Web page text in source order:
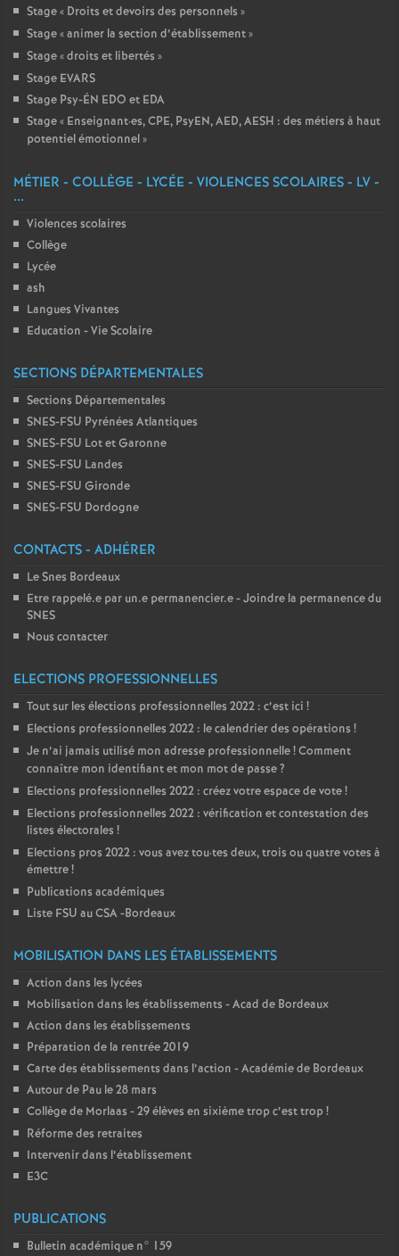
Stage « Droits et devoirs des personnels »
Stage «animer la section d’établissement»
Stage «droits et libertés »
Stage EVARS
Stage Psy-ÉN EDO et EDA
Stage « Enseignant·es, CPE, PsyEN, AED, AESH : des métiers à haut
potentiel émotionnel»
MÉTIER - COLLÈGE - LYCÉE - VIOLENCES SCOLAIRES - LV -
...
Violences scolaires
Collège
Lycée
ash
Langues Vivantes
Education - Vie Scolaire
SECTIONS DÉPARTEMENTALES
Sections Départementales
SNES-FSU Pyrénées Atlantiques
SNES-FSU Lot et Garonne
SNES-FSU Landes
SNES-FSU Gironde
SNES-FSU Dordogne
CONTACTS - ADHÉRER
Le Snes Bordeaux
Etre rappelé.e par un.e permanencier.e - Joindre la permanence du
SNES
Nous contacter
ELECTIONS PROFESSIONNELLES
Tout sur les élections professionnelles 2022 : c’est ici !
Elections professionnelles 2022 : le calendrier des opérations !
Je n’ai jamais utilisé mon adresse professionnelle! Comment
connaître mon identifiant et mon mot de passe?
Elections professionnelles 2022 : créez votre espace de vote!
Elections professionnelles 2022 : vérification et contestation des
listes électorales !
Elections pros 2022 : vous avez tou·tes deux, trois ou quatre votes à
émettre!
Publications académiques
Liste FSU au CSA -Bordeaux
MOBILISATION DANS LES ÉTABLISSEMENTS
Action dans les lycées
Mobilisation dans les établissements - Acad de Bordeaux
Action dans les établissements
Préparation de la rentrée 2019
Carte des établissements dans l’action - Académie de Bordeaux
Autour de Pau le 28 mars
Collège de Morlaas - 29 élèves en sixième trop c’est trop!
Réforme des retraites
Intervenir dans l’établissement
E3C
PUBLICATIONS
Bulletin académique n° 159